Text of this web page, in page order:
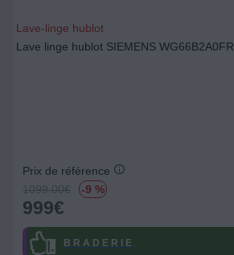
Lave-linge hublot
Lave linge hublot SIEMENS WG66B2A0FR
Prix de référence
1099.00€ -9 %
999€
B R A D E R I E